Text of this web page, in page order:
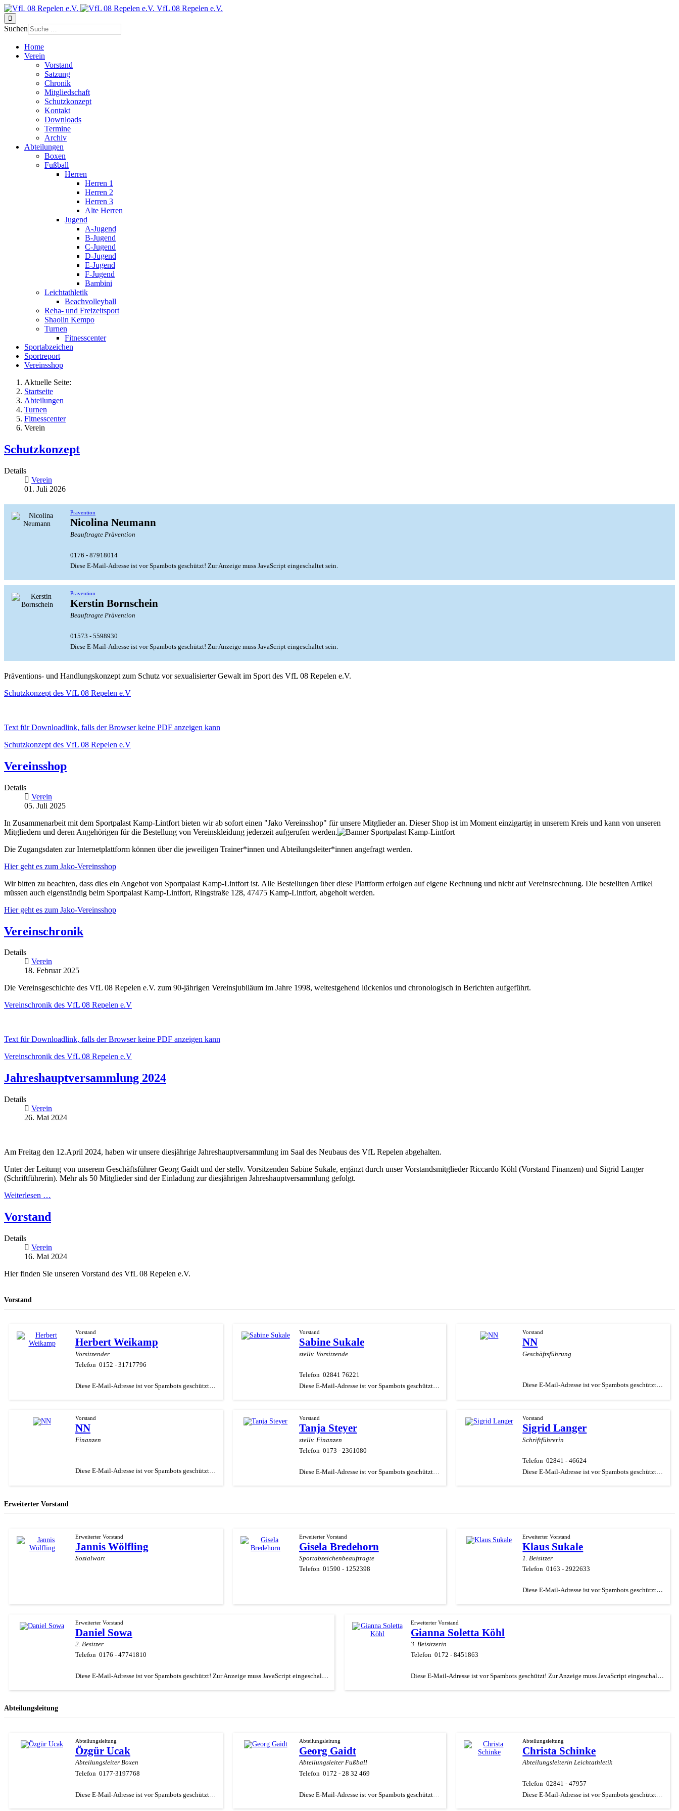
VfL 08 Repelen e.V.
Suchen
Home
Verein
Vorstand
Satzung
Chronik
Mitgliedschaft
Schutzkonzept
Kontakt
Downloads
Termine
Archiv
Abteilungen
Boxen
Fußball
Herren
Herren 1
Herren 2
Herren 3
Alte Herren
Jugend
A-Jugend
B-Jugend
C-Jugend
D-Jugend
E-Jugend
F-Jugend
Bambini
Leichtathletik
Beachvolleyball
Reha- und Freizeitsport
Shaolin Kempo
Turnen
Fitnesscenter
Sportabzeichen
Sportreport
Vereinsshop
Aktuelle Seite:
Startseite
Abteilungen
Turnen
Fitnesscenter
Verein
Schutzkonzept
Details
Verein
01. Juli 2026
Prävention
Nicolina Neumann
Beauftragte Prävention
0176 - 87918014
Diese E-Mail-Adresse ist vor Spambots geschützt! Zur Anzeige muss JavaScript eingeschaltet sein.
Prävention
Kerstin Bornschein
Beauftragte Prävention
01573 - 5598930
Diese E-Mail-Adresse ist vor Spambots geschützt! Zur Anzeige muss JavaScript eingeschaltet sein.
Präventions- und Handlungskonzept zum Schutz vor sexualisierter Gewalt im Sport des VfL 08 Repelen e.V.
Schutzkonzept des VfL 08 Repelen e.V
Text für Downloadlink, falls der Browser keine PDF anzeigen kann
Schutzkonzept des VfL 08 Repelen e.V
Vereinsshop
Details
Verein
05. Juli 2025
In Zusammenarbeit mit dem Sportpalast Kamp-Lintfort bieten wir ab sofort einen "Jako Vereinsshop" für unsere Mitglieder an. Dieser Shop ist im Moment einzigartig in unserem Kreis und kann von unseren
Mitgliedern und deren Angehörigen für die Bestellung von Vereinskleidung jederzeit aufgerufen werden.
Die Zugangsdaten zur Internetplattform können über die jeweiligen Trainer*innen und Abteilungsleiter*innen angefragt werden.
Hier geht es zum Jako-Vereinsshop
Wir bitten zu beachten, dass dies ein Angebot von Sportpalast Kamp-Lintfort ist. Alle Bestellungen über diese Plattform erfolgen auf eigene Rechnung und nicht auf Vereinsrechnung. Die bestellten Artikel
müssen auch eigenständig beim Sportpalast Kamp-Lintfort, Ringstraße 128, 47475 Kamp-Lintfort, abgeholt werden.
Hier geht es zum Jako-Vereinsshop
Vereinschronik
Details
Verein
18. Februar 2025
Die Vereinsgeschichte des VfL 08 Repelen e.V. zum 90-jährigen Vereinsjubiläum im Jahre 1998, weitestgehend lückenlos und chronologisch in Berichten aufgeführt.
Vereinschronik des VfL 08 Repelen e.V
Text für Downloadlink, falls der Browser keine PDF anzeigen kann
Vereinschronik des VfL 08 Repelen e.V
Jahreshauptversammlung 2024
Details
Verein
26. Mai 2024
Am Freitag den 12.April 2024, haben wir unsere diesjährige Jahreshauptversammlung im Saal des Neubaus des VfL Repelen abgehalten.
Unter der Leitung von unserem Geschäftsführer Georg Gaidt und der stellv. Vorsitzenden Sabine Sukale, ergänzt durch unser Vorstandsmitglieder Riccardo Köhl (Vorstand Finanzen) und Sigrid Langer
(Schriftführerin). Mehr als 50 Mitglieder sind der Einladung zur diesjährigen Jahreshauptversammlung gefolgt.
Weiterlesen …
Vorstand
Details
Verein
16. Mai 2024
Hier finden Sie unseren Vorstand des VfL 08 Repelen e.V.
Vorstand
Vorstand
Herbert Weikamp
Vorsitzender
Telefon 0152 - 31717796
Diese E-Mail-Adresse ist vor Spambots geschützt! Zur Anzeige muss JavaScript eingeschaltet sein.
Vorstand
Sabine Sukale
stellv. Vorsitzende
Telefon 02841 76221
Diese E-Mail-Adresse ist vor Spambots geschützt! Zur Anzeige muss JavaScript eingeschaltet sein.
Vorstand
NN
Geschäftsführung
Diese E-Mail-Adresse ist vor Spambots geschützt! Zur Anzeige muss JavaScript eingeschaltet sein.
Vorstand
NN
Finanzen
Diese E-Mail-Adresse ist vor Spambots geschützt! Zur Anzeige muss JavaScript eingeschaltet sein.
Vorstand
Tanja Steyer
stellv. Finanzen
Telefon 0173 - 2361080
Diese E-Mail-Adresse ist vor Spambots geschützt! Zur Anzeige muss JavaScript eingeschaltet sein.
Vorstand
Sigrid Langer
Schriftführerin
Telefon 02841 - 46624
Diese E-Mail-Adresse ist vor Spambots geschützt! Zur Anzeige muss JavaScript eingeschaltet sein.
Erweiterter Vorstand
Erweiterter Vorstand
Jannis Wölfling
Sozialwart
Erweiterter Vorstand
Gisela Bredehorn
Sportabzeichenbeauftragte
Telefon 01590 - 1252398
Erweiterter Vorstand
Klaus Sukale
1. Beisitzer
Telefon 0163 - 2922633
Diese E-Mail-Adresse ist vor Spambots geschützt! Zur Anzeige muss JavaScript eingeschaltet sein.
Erweiterter Vorstand
Daniel Sowa
2. Besitzer
Telefon 0176 - 47741810
Diese E-Mail-Adresse ist vor Spambots geschützt! Zur Anzeige muss JavaScript eingeschaltet sein.
Erweiterter Vorstand
Gianna Soletta Köhl
3. Beisitzerin
Telefon 0172 - 8451863
Diese E-Mail-Adresse ist vor Spambots geschützt! Zur Anzeige muss JavaScript eingeschaltet sein.
Abteilungsleitung
Abteilungsleitung
Özgür Ucak
Abteilungsleiter Boxen
Telefon 0177-3197768
Abteilungsleitung
Georg Gaidt
Abteilungsleiter Fußball
Telefon 0172 - 28 32 469
Diese E-Mail-Adresse ist vor Spambots geschützt! Zur Anzeige muss JavaScript eingeschaltet sein.
Abteilungsleitung
Christa Schinke
Abteilungsleiterin Leichtathletik
Telefon 02841 - 47957